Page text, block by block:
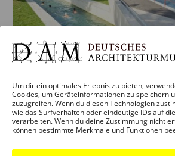
Um dir ein optimales Erlebnis zu bieten,
Cookies, um Geräteinformationen zu speichern
zuzugreifen. Wenn du diesen Technologien
wie das Surfverhalten oder eindeutige IDs auf
verarbeiten. Wenn du deine Zustimmung nicht
können bestimmte Merkmale und Funktionen
AFTER WORK FÜHRUNG:
HEISSE STÄDTE, NEUE WEGE
16. September – 17:00
Wir nehmen Sie mit auf einen